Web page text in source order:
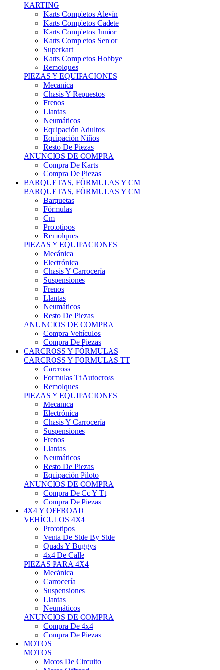
KARTING
Karts Completos Alevín
Karts Completos Cadete
Karts Completos Junior
Karts Completos Senior
Superkart
Karts Completos Hobbye
Remolques
PIEZAS Y EQUIPACIONES
Mecanica
Chasis Y Repuestos
Frenos
Llantas
Neumáticos
Equipación Adultos
Equipación Niños
Resto De Piezas
ANUNCIOS DE COMPRA
Compra De Karts
Compra De Piezas
BARQUETAS, FÓRMULAS Y CM
BARQUETAS, FÓRMULAS Y CM
Barquetas
Fórmulas
Cm
Prototipos
Remolques
PIEZAS Y EQUIPACIONES
Mecánica
Electrónica
Chasis Y Carrocería
Suspensiones
Frenos
Llantas
Neumáticos
Resto De Piezas
ANUNCIOS DE COMPRA
Compra Vehículos
Compra De Piezas
CARCROSS Y FÓRMULAS
CARCROSS Y FORMULAS TT
Carcross
Formulas Tt Autocross
Remolques
PIEZAS Y EQUIPACIONES
Mecanica
Electrónica
Chasis Y Carrocería
Suspensiones
Frenos
Llantas
Neumáticos
Resto De Piezas
Equipación Piloto
ANUNCIOS DE COMPRA
Compra De Cc Y Tt
Compra De Piezas
4X4 Y OFFROAD
VEHÍCULOS 4X4
Prototipos
Venta De Side By Side
Quads Y Buggys
4x4 De Calle
PIEZAS PARA 4X4
Mecánica
Carrocería
Suspensiones
Llantas
Neumáticos
ANUNCIOS DE COMPRA
Compra De 4x4
Compra De Piezas
MOTOS
MOTOS
Motos De Circuito